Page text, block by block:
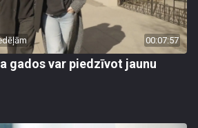
00:07:57
gados var piedzīvot jaunu